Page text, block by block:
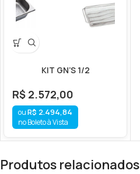
KIT GN’S 1/2
R$ 2.572,00
R$ 2.494,84
no Boleto à Vista
Produtos relacionados